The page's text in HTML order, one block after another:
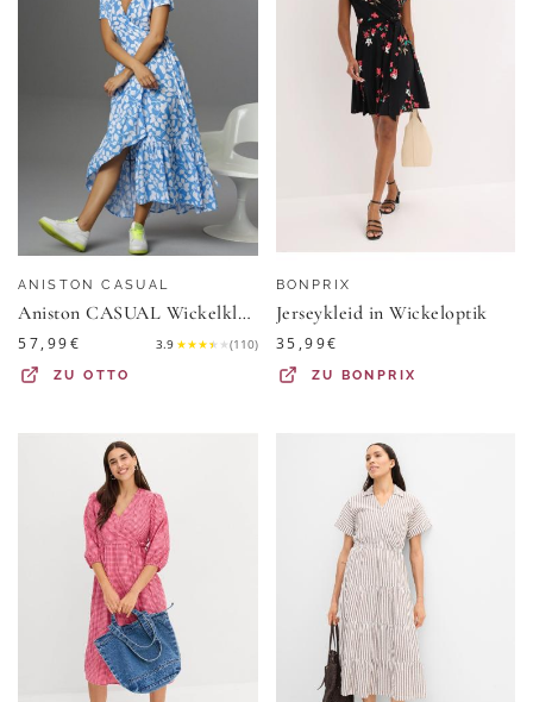
ANISTON CASUAL
Aniston CASUAL Wickelkleid mit graphischen Blätterdruck
57,99€ 3.9 ★★★★ ★(110)
ZUOTTO
BONPRIX
Jerseykleid in Wickeloptik
35,99€
ZU BONPRIX